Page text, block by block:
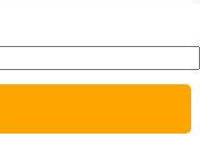
께서 쉽게 알아볼 수 있도
는 서비스를 이용할 수 있
다양한 서비스를 제공받을